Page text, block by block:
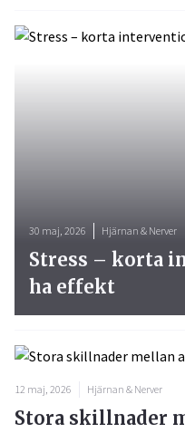
30 maj, 2026 Hjärnan & Nerver
Stress – korta
ha effekt
12 maj, 2026 Hjärnan & Nerver
Stora skillnader